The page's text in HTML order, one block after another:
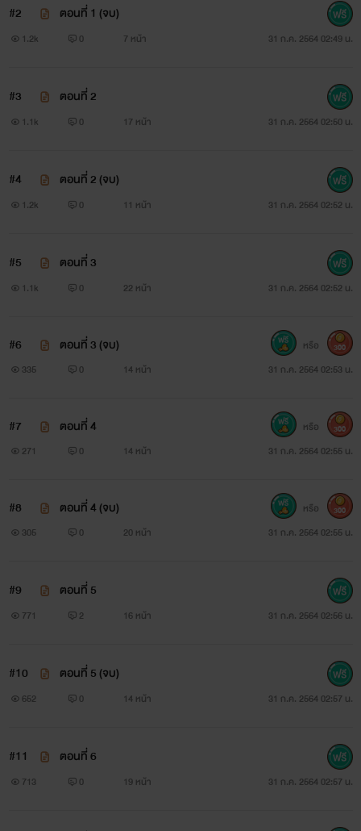
กัญญาพัชรรีบเอ่ยปากขอโทษ แต่ใบหน้านั้นแต่งแต้มด้วย
รอยยิ้มจนดวงตาเป็นประกายอย่างถูกอกถูกใจ อีกทั้งมือเล็กที่
โอ๊ย! เราเจ็บนะฮะดียะห์
หม่อมฉันไม่ได้ตั้งใจ
” ‘
นิดหน่อย
https://www.mebmarket.com/ebook-17421-
#2 ตอนที่ 1 (จบ)
1.2k 0 7 หน้า 31 ก.ค. 2564 02:49 น.
#3 ตอนที่ 2
1.1k 0 17 หน้า 31 ก.ค. 2564 02:50 น.
#4 ตอนที่ 2 (จบ)
1.2k 0 11 หน้า 31 ก.ค. 2564 02:52 น.
#5 ตอนที่ 3
1.1k 0 22 หน้า 31 ก.ค. 2564 02:52 น.
#6 ตอนที่ 3 (จบ)
335 0 14 หน้า 31 ก.ค. 2564 02:53 น.
หรือ 300
#7 ตอนที่ 4
271 0 14 หน้า 31 ก.ค. 2564 02:55 น.
หรือ 300
#8 ตอนที่ 4 (จบ)
305 0 20 หน้า 31 ก.ค. 2564 02:55 น.
หรือ 300
#9 ตอนที่ 5
771 2 16 หน้า 31 ก.ค. 2564 02:56 น.
#10 ตอนที่ 5 (จบ)
652 0 14 หน้า 31 ก.ค. 2564 02:57 น.
#11 ตอนที่ 6
713 0 19 หน้า 31 ก.ค. 2564 02:57 น.